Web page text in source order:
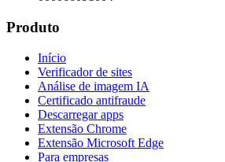
Produto
Início
Verificador de sites
Análise de imagem IA
Certificado antifraude
Descarregar apps
Extensão Chrome
Extensão Microsoft Edge
Para empresas